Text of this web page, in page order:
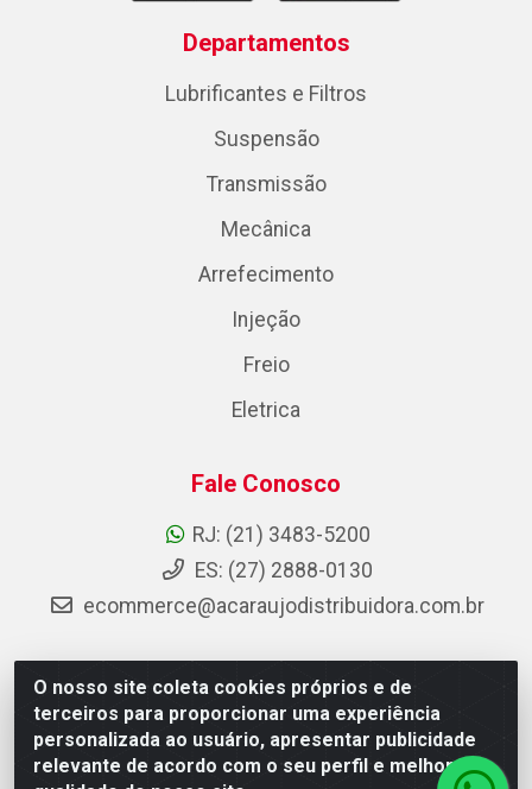
O nosso site coleta cookies próprios e de
terceiros para proporcionar uma experiência
personalizada ao usuário, apresentar publicidade
relevante de acordo com o seu perfil e melhorar a
Departamentos
Lubrificantes e Filtros
Suspensão
Transmissão
Mecânica
Arrefecimento
Injeção
Freio
Eletrica
Fale Conosco
RJ: (21) 3483-5200
ES: (27) 2888-0130
ecommerce@acaraujodistribuidora.com.br
AC Araujo Distribuidora - Rua Carneiro de Campos, 42 -
São Cristóvão, Rio de Janeiro/RJ - CEP 20.920-410 -
CNPJ 08.744.753/0003-85